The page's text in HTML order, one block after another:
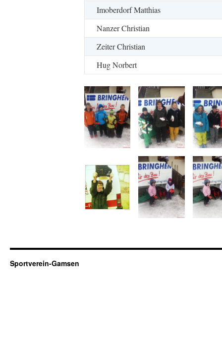
Imoberdorf Matthias
Nanzer Christian
Zeiter Christian
Hug Norbert
Sportverein-Gamsen